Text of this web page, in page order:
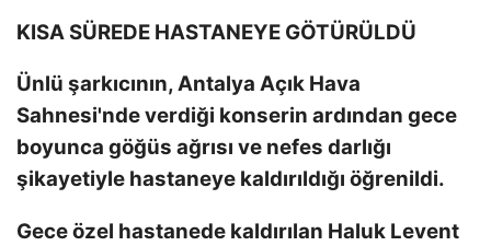
KISA SÜREDE HASTANEYE GÖTÜRÜLDÜ
Ünlü şarkıcının, Antalya Açık Hava
Sahnesi'nde verdiği konserin ardından gece
boyunca göğüs ağrısı ve nefes darlığı
şikayetiyle hastaneye kaldırıldığı öğrenildi.
Gece özel hastanede kaldırılan Haluk Levent